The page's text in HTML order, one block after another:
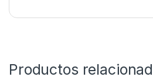
Productos